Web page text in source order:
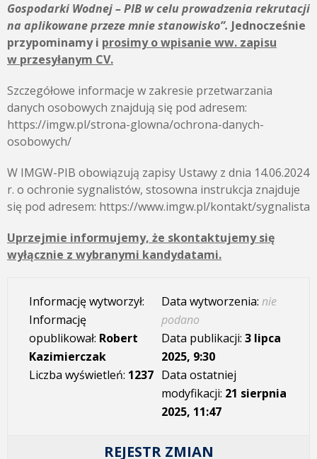
Gospodarki Wodnej – PIB w celu prowadzenia rekrutacji
na aplikowane przeze mnie stanowisko”. Jednocześnie
przypominamy i prosimy o wpisanie ww. zapisu
w przesyłanym CV.
Szczegółowe informacje w zakresie przetwarzania
danych osobowych znajdują się pod adresem:
https://imgw.pl/strona-glowna/ochrona-danych-
osobowych/
W IMGW-PIB obowiązują zapisy Ustawy z dnia 14.06.2024
r. o ochronie sygnalistów, stosowna instrukcja znajduje
się pod adresem: https://www.imgw.pl/kontakt/sygnalista
Uprzejmie informujemy, że skontaktujemy się
wyłącznie z wybranymi kandydatami.
Informację wytworzył:
Informację
opublikował: Robert
Kazimierczak
Liczba wyświetleń: 1237
Data wytworzenia: nie
podano
Data publikacji: 3 lipca
2025, 9:30
Data ostatniej
modyfikacji: 21 sierpnia
2025, 11:47
REJESTR ZMIAN